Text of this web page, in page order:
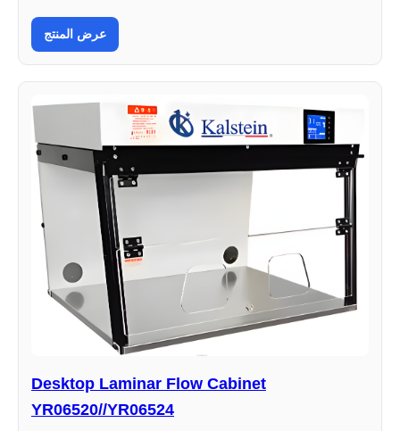
عرض المنتج
Desktop Laminar Flow Cabinet
YR06520//YR06524